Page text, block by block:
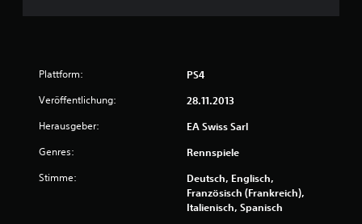
e
:
Plattform: PS4
Veröffentlichung: 28.11.2013
Herausgeber: EA Swiss Sarl
Genres: Rennspiele
Stimme:
Deutsch, Englisch,
Französisch (Frankreich),
Italienisch, Spanisch